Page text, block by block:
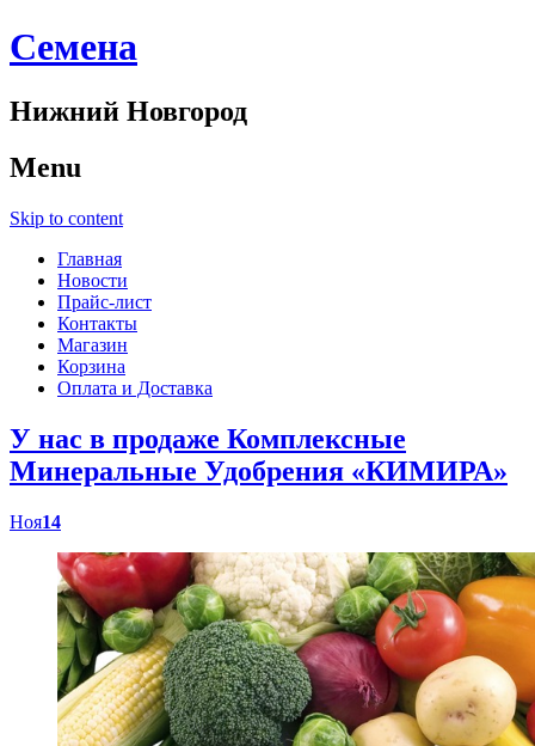
Cемена
Нижний Новгород
Menu
Skip to content
Главная
Новости
Прайс-лист
Контакты
Магазин
Корзина
Оплата и Доставка
У нас в продаже Комплексные
Минеральные Удобрения «КИМИРА»
Ноя14